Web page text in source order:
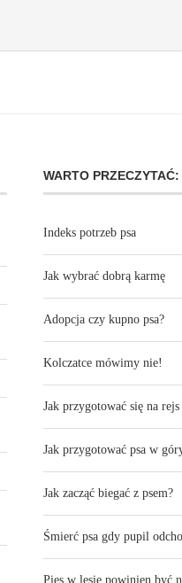
WARTO PRZECZYTAĆ:
Indeks potrzeb psa
Jak wybrać dobrą karmę
Adopcja czy kupno psa?
Kolczatce mówimy nie!
Jak przygotować się na rejs
Jak przygotować psa w
Jak zacząć biegać z psem?
Śmierć psa gdy pupil
Pies w lesie powinien być